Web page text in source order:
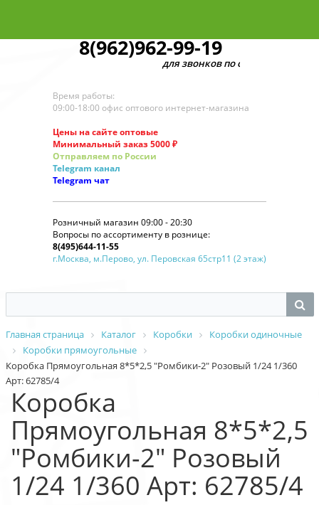
8(962)962-99-19
для звонков по оптовым заказам
Время работы:
09:00-18:00 офис оптового интернет-магазина
Цены на сайте оптовые
Минимальный заказ 5000 ₽
Отправляем по России
Telegram канал
Telegram чат
Розничный магазин 09:00 - 20:30
Вопросы по ассортименту в рознице:
8(495)644-11-55
г.Москва, м.Перово, ул. Перовская 65стр11 (2 этаж)
Главная страница Каталог Коробки
Коробки одиночные
Коробки прямоугольные
Коробка Прямоугольная 8*5*2,5 "Ромбики-2" Розовый 1/24 1/360
Арт: 62785/4
Коробка
Прямоугольная 8*5*2,5
"Ромбики-2" Розовый
1/24 1/360 Арт: 62785/4